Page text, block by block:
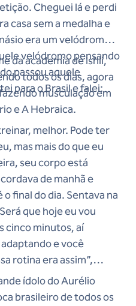
Cheguei lá e perdi
casa sem a medalha e
era um velódromo,
velódromo pensando
passou aquele
para o Brasil e falei:
da academia de Ishii,
todos os dias, agora
musculação em
e A Hebraica.
melhor. Pode ter
mas mais do que eu
seu corpo está
de manhã e
final do dia. Sentava na
que hoje eu vou
cinco minutos, aí
e você
rotina era assim”,
ídolo do Aurélio
brasileiro de todos os